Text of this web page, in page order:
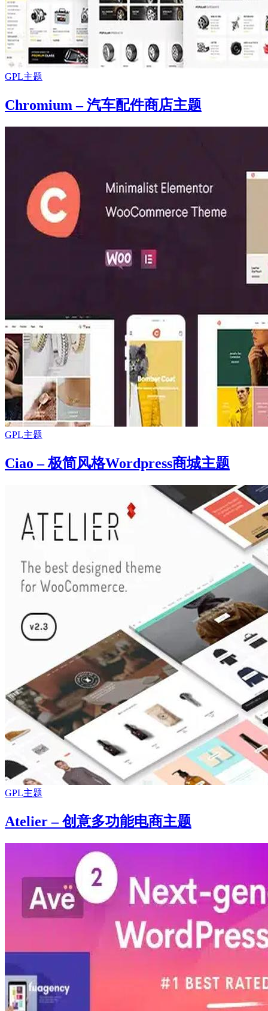
GPL主题
Chromium – 汽车配件商店主题
GPL主题
Ciao – 极简风格Wordpress商城主题
GPL主题
Atelier – 创意多功能电商主题